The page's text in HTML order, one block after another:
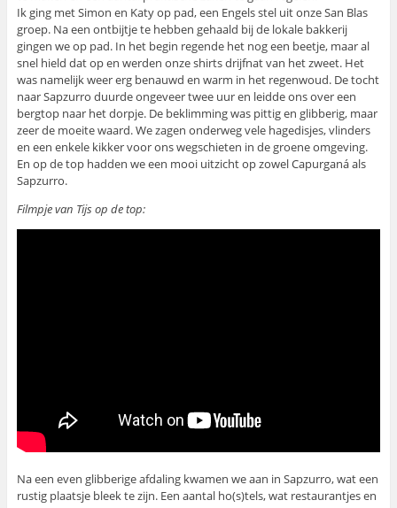
Ik ging met Simon en Katy op pad, een Engels stel uit onze San Blas
groep. Na een ontbijtje te hebben gehaald bij de lokale bakkerij
gingen we op pad. In het begin regende het nog een beetje, maar al
snel hield dat op en werden onze shirts drijfnat van het zweet. Het
was namelijk weer erg benauwd en warm in het regenwoud. De tocht
naar Sapzurro duurde ongeveer twee uur en leidde ons over een
bergtop naar het dorpje. De beklimming was pittig en glibberig, maar
zeer de moeite waard. We zagen onderweg vele hagedisjes, vlinders
en een enkele kikker voor ons wegschieten in de groene omgeving.
En op de top hadden we een mooi uitzicht op zowel Capurganá als
Sapzurro.
Filmpje van Tijs op de top:
Na een even glibberige afdaling kwamen we aan in Sapzurro, wat een
rustig plaatsje bleek te zijn. Een aantal ho(s)tels, wat restaurantjes en